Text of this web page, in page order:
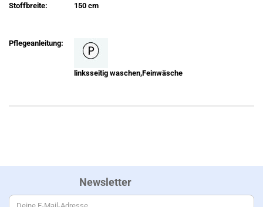
Stoffbreite: 150 cm
Pflegeanleitung:
linksseitig waschen,Feinwäsche
Newsletter